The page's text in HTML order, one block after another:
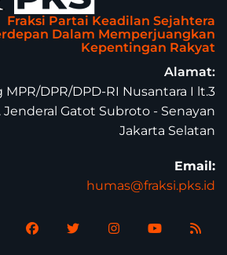
Fraksi Partai Keadilan Sejahtera
Dalam Memperjuangkan
Kepentingan Rakyat
Alamat:
DPR/DPD-RI Nusantara I lt.3
Jenderal Gatot Subroto - Senayan
Jakarta Selatan
Email:
humas@fraksi.pks.id